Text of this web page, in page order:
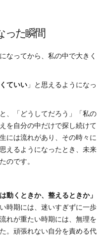
った瞬間
なってから、私の中で大きく
ていい」と思えるようになっ
、「どうしてだろう」「私の
を自分の中だけで探し続けて
には流れがあり、その時々に
えるようになったとき、未来
のです。
動くときか、整えるときか」
時期には、迷いすぎずに一歩
れが重たい時期には、無理を
。頑張れない自分を責める代